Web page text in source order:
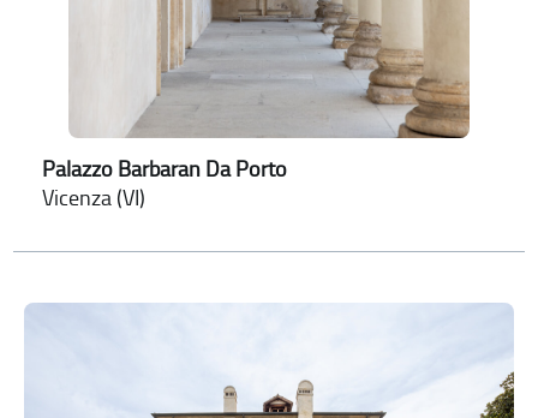
Palazzo Barbaran Da Porto
Vicenza (VI)